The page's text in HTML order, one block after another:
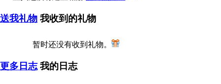
送我礼物 我收到的礼物
暂时还没有收到礼物。
更多日志 我的日志